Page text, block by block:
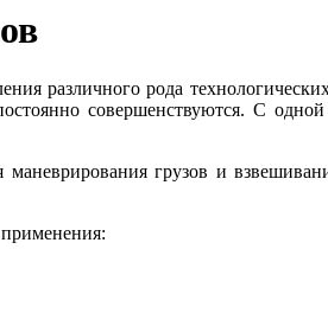
различного рода
совершенствуются. С
грузов и